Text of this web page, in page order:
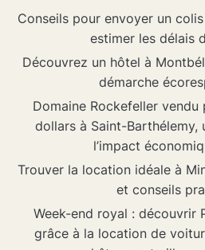
Conseils pour envoyer un
estimer les délais
Découvrez un hôtel à
démarche
Domaine Rockefeller
dollars à Saint-Barthélemy,
l’impact
Trouver la location idéale à
et conseils
Week-end royal : découvrir
grâce à la location de